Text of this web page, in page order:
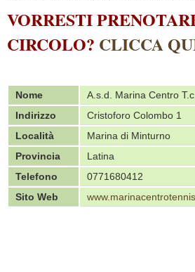
VORRESTI
CIRCOLO? CLICCA
Nome
A.s.d. Marina Centro T.c.
Indirizzo
Cristoforo Colombo 1
Località
Marina di Minturno
Provincia
Latina
Telefono
0771680412
Sito Web